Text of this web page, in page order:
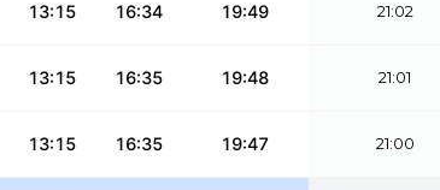
13:15 16:34 19:49 21:02
13:15 16:35 19:48 21:01
13:15 16:35 19:47 21:00